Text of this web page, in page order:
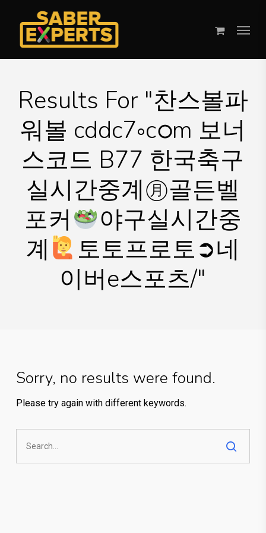
content
Results For "찬스볼파
워볼 cddc7༚cഠm 보너
스코드 B77 한국축구
실시간중계㊊골든벨
포커
야구실시간중
계
토토프로토➲네
이버e스포츠/"
Sorry, no results were found.
Please try again with different keywords.